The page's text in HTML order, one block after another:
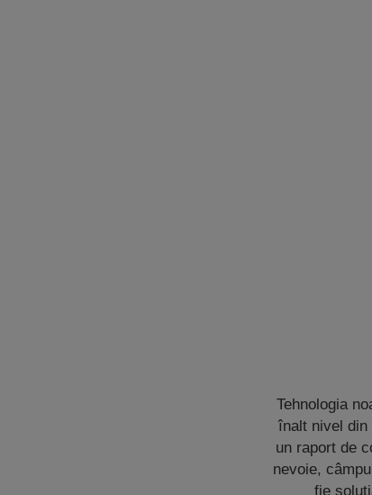
Tehnologia
înalt nivel din
un raport de
nevoie,
fie